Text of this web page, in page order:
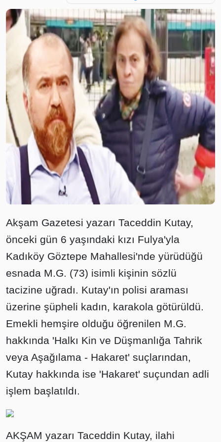
Akşam Gazetesi yazarı Taceddin Kutay,
önceki gün 6 yaşındaki kızı Fulya'yla
Kadıköy Göztepe Mahallesi'nde yürüdüğü
esnada M.G. (73) isimli kişinin sözlü
tacizine uğradı. Kutay'ın polisi araması
üzerine şüpheli kadın, karakola götürüldü.
Emekli hemşire olduğu öğrenilen M.G.
hakkında 'Halkı Kin ve Düşmanlığa Tahrik
veya Aşağılama - Hakaret' suçlarından,
Kutay hakkında ise 'Hakaret' suçundan adli
işlem başlatıldı.
AKŞAM yazarı Taceddin Kutay, ilahi